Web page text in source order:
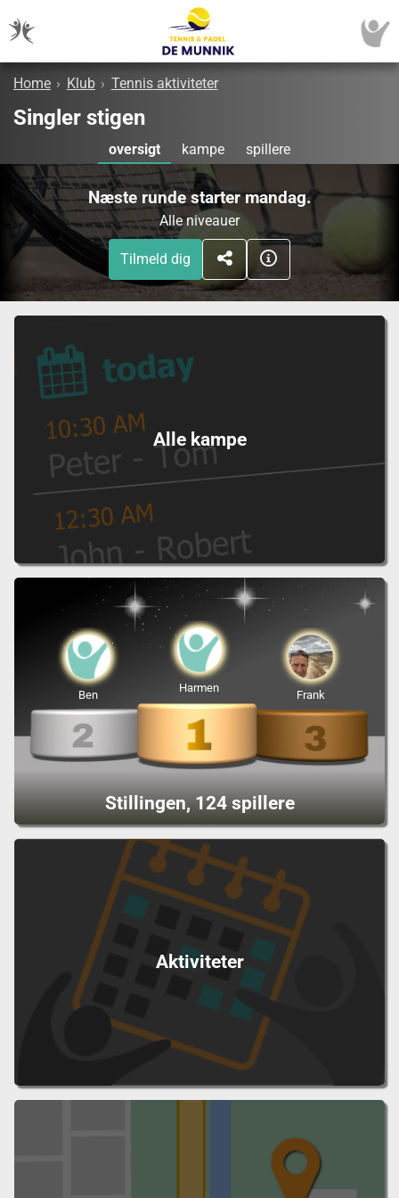
Home › Klub › Tennis aktiviteter
Singler stigen
oversigt kampe spillere
Næste runde starter mandag.
Alle niveauer
Tilmeld dig
Alle kampe
Stillingen, 124 spillere
Harmen
Ben Frank
Aktiviteter